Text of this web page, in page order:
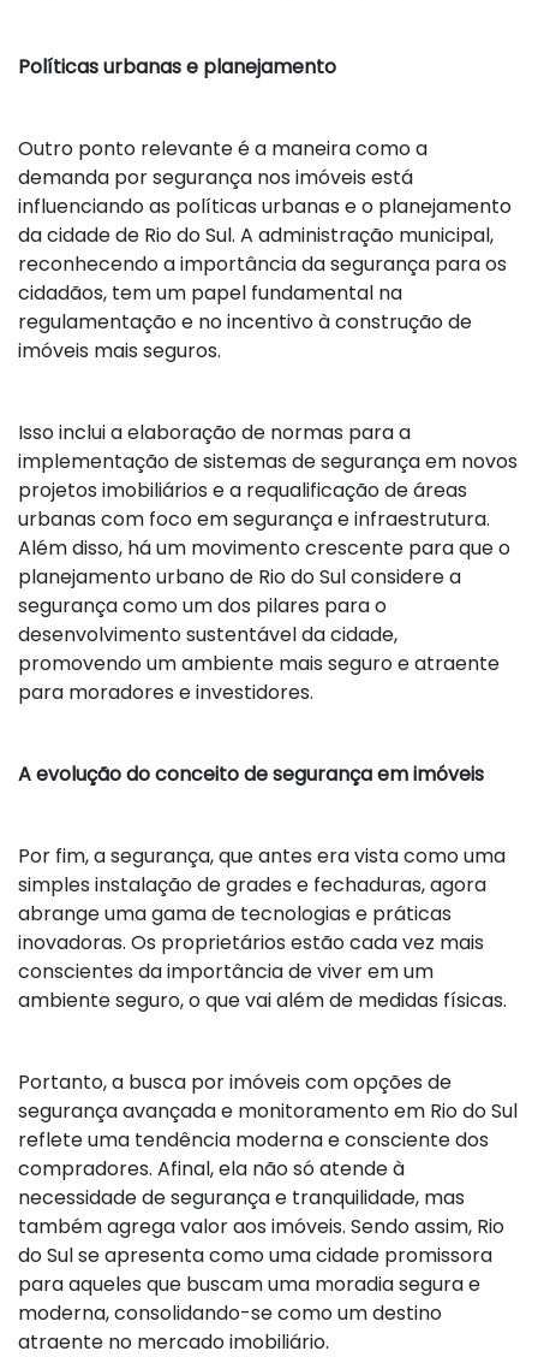
Políticas urbanas e planejamento
Outro ponto relevante é a maneira como a
demanda por segurança nos imóveis está
influenciando as políticas urbanas e o planejamento
da cidade de Rio do Sul. A administração municipal,
reconhecendo a importância da segurança para os
cidadãos, tem um papel fundamental na
regulamentação e no incentivo à construção de
imóveis mais seguros.
Isso inclui a elaboração de normas para a
implementação de sistemas de segurança em novos
projetos imobiliários e a requalificação de áreas
urbanas com foco em segurança e infraestrutura.
Além disso, há um movimento crescente para que o
planejamento urbano de Rio do Sul considere a
segurança como um dos pilares para o
desenvolvimento sustentável da cidade,
promovendo um ambiente mais seguro e atraente
para moradores e investidores.
A evolução do conceito de segurança em imóveis
Por fim, a segurança, que antes era vista como uma
simples instalação de grades e fechaduras, agora
abrange uma gama de tecnologias e práticas
inovadoras. Os proprietários estão cada vez mais
conscientes da importância de viver em um
ambiente seguro, o que vai além de medidas físicas.
Portanto, a busca por imóveis com opções de
segurança avançada e monitoramento em Rio do Sul
reflete uma tendência moderna e consciente dos
compradores. Afinal, ela não só atende à
necessidade de segurança e tranquilidade, mas
também agrega valor aos imóveis. Sendo assim, Rio
do Sul se apresenta como uma cidade promissora
para aqueles que buscam uma moradia segura e
moderna, consolidando-se como um destino
atraente no mercado imobiliário.